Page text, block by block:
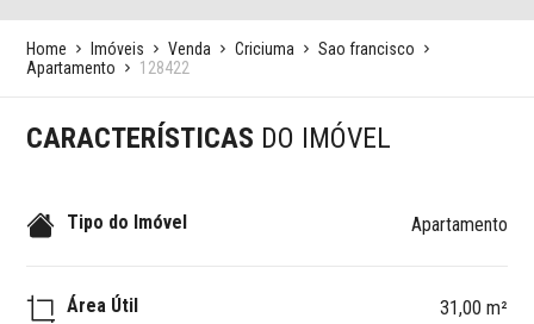
Home Imóveis Venda Criciuma
Sao francisco
Apartamento
128422
CARACTERÍSTICAS DO IMÓVEL
Tipo do Imóvel Apartamento
Área Útil 31,00 m²